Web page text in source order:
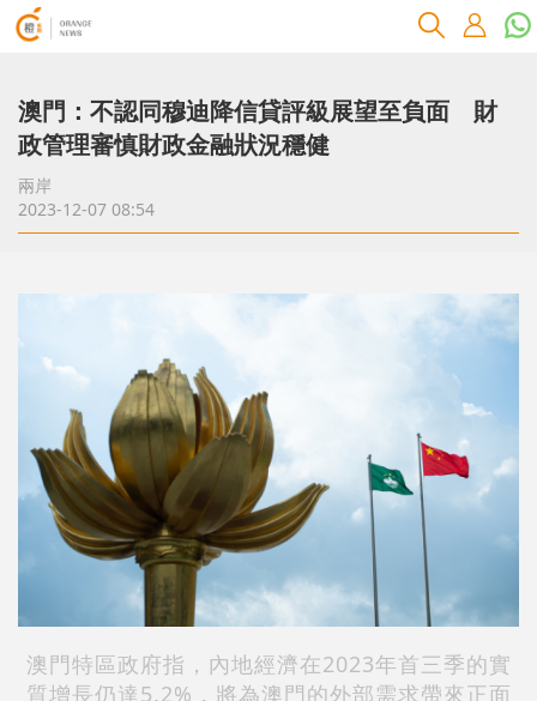
澳門：不認同穆迪降信貸評級展望至負面 財
政管理審慎財政金融狀況穩健
兩岸
2023-12-07 08:54
澳門特區政府指，內地經濟在2023年首三季的實
質增長仍達5.2%，將為澳門的外部需求帶來正面